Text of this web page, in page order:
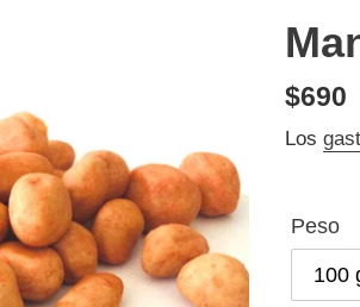
Precio
$690
Los
Peso